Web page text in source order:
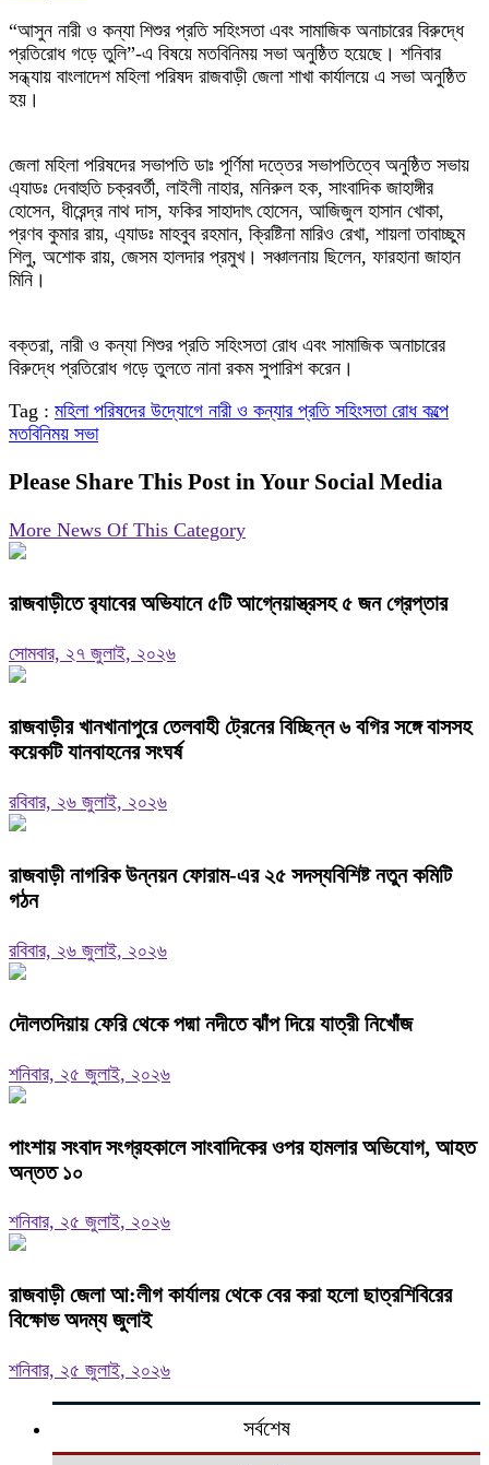
“আসুন নারী ও কন্যা শিশুর প্রতি সহিংসতা এবং সামাজিক অনাচারের বিরুদ্ধে
প্রতিরোধ গড়ে তুলি”-এ বিষয়ে মতবিনিময় সভা অনুষ্ঠিত হয়েছে। শনিবার
সন্ধ্যায় বাংলাদেশ মহিলা পরিষদ রাজবাড়ী জেলা শাখা কার্যালয়ে এ সভা অনুষ্ঠিত
হয়।
জেলা মহিলা পরিষদের সভাপতি ডাঃ পূর্ণিমা দত্তের সভাপতিত্বে অনুষ্ঠিত সভায়
এ্যাডঃ দেবাহুতি চক্রবর্তী, লাইলী নাহার, মনিরুল হক, সাংবাদিক জাহাঙ্গীর
হোসেন, ধীরেন্দ্র নাথ দাস, ফকির সাহাদাৎ হোসেন, আজিজুল হাসান খোকা,
প্রণব কুমার রায়, এ্যাডঃ মাহবুব রহমান, ক্রিষ্টিনা মারিও রেখা, শায়লা তাবাচ্ছুম
শিলু, অশোক রায়, জেসম হালদার প্রমুখ। সঞ্চালনায় ছিলেন, ফারহানা জাহান
মিনি।
বক্তরা, নারী ও কন্যা শিশুর প্রতি সহিংসতা রোধ এবং সামাজিক অনাচারের
বিরুদ্ধে প্রতিরোধ গড়ে তুলতে নানা রকম সুপারিশ করেন।
Tag : মহিলা পরিষদের উদ্যোগে নারী ও কন্যার প্রতি সহিংসতা রোধ কল্পে
মতবিনিময় সভা
Please Share This Post in Your Social Media
More News Of This Category
রাজবাড়ীতে র‌্যাবের অভিযানে ৫টি আগ্নেয়াস্ত্রসহ ৫ জন গ্রেপ্তার
সোমবার, ২৭ জুলাই, ২০২৬
রাজবাড়ীর খানখানাপুরে তেলবাহী ট্রেনের বিচ্ছিন্ন ৬ বগির সঙ্গে বাসসহ
কয়েকটি যানবাহনের সংঘর্ষ
রবিবার, ২৬ জুলাই, ২০২৬
রাজবাড়ী নাগরিক উন্নয়ন ফোরাম-এর ২৫ সদস্যবিশিষ্ট নতুন কমিটি
গঠন
রবিবার, ২৬ জুলাই, ২০২৬
দৌলতদিয়ায় ফেরি থেকে পদ্মা নদীতে ঝাঁপ দিয়ে যাত্রী নিখোঁজ
শনিবার, ২৫ জুলাই, ২০২৬
পাংশায় সংবাদ সংগ্রহকালে সাংবাদিকের ওপর হামলার অভিযোগ, আহত
অন্তত ১০
শনিবার, ২৫ জুলাই, ২০২৬
রাজবাড়ী জেলা আ:লীগ কার্যালয় থেকে বের করা হলো ছাত্রশিবিরের
বিক্ষোভ অদম্য জুলাই
শনিবার, ২৫ জুলাই, ২০২৬
সর্বশেষ